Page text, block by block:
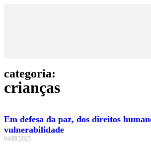
categoria:
crianças
Em defesa da paz, dos direitos
vulnerabilidade
04/08/2025